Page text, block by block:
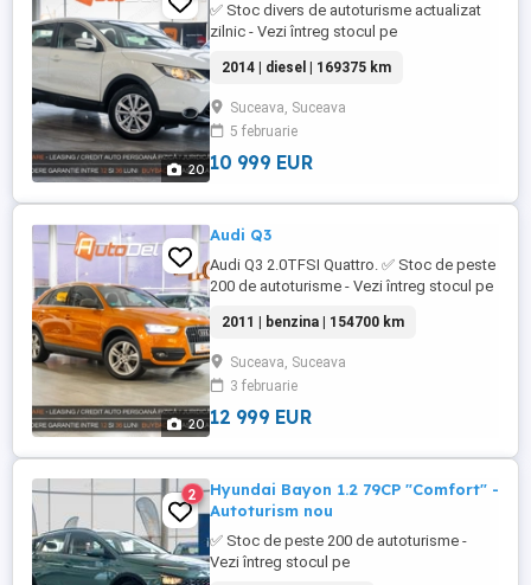
20
✅ Stoc divers de autoturisme actualizat
zilnic - Vezi întreg stocul pe
/// * Culoare : Alb Metalizat * Km= 169.375
> 100% reali & verificabili * An fabricatie:
2014 * Putere motor: 131 CP * Combustibil:
Diesel * Cutie viteze Manuala * Tractiune:
...
2014 | diesel | 169375 km
Suceava, Suceava
5 februarie
10 999 EUR
20
Audi Q3
Audi Q3 2.0TFSI Quattro. ✅ Stoc de peste
200 de autoturisme - Vezi întreg stocul pe
2.0TFSI Quattro /// * Culoare : Portocaliu
Metalizat * Km= 154700 > 100% reali &
verificabili * An fabricatie: 2011 * Data
primei înmatriculări: noiembrie 2011 *
Putere motor: ...
2011 | benzina | 154700 km
Suceava, Suceava
3 februarie
12 999 EUR
2
Hyundai Bayon 1.2 79CP "Comfort" -
Autoturism nou
✅ Stoc de peste 200 de autoturisme -
Vezi întreg stocul pe